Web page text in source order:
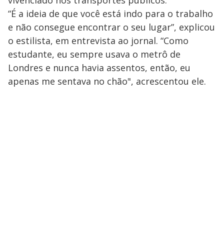
“É a ideia de que você está indo para o trabalho
e não consegue encontrar o seu lugar”, explicou
o estilista, em entrevista ao jornal. “Como
estudante, eu sempre usava o metrô de
Londres e nunca havia assentos, então, eu
apenas me sentava no chão", acrescentou ele.